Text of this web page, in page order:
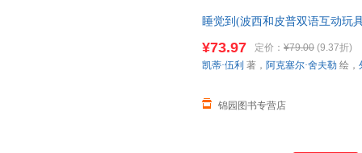
睡觉到(波西和皮普双语互动玩
¥73.97 定价： ¥79.00 (9.37折)
锦园图书专营店
凯蒂·伍利 著， 阿克塞尔·舍夫勒 绘，